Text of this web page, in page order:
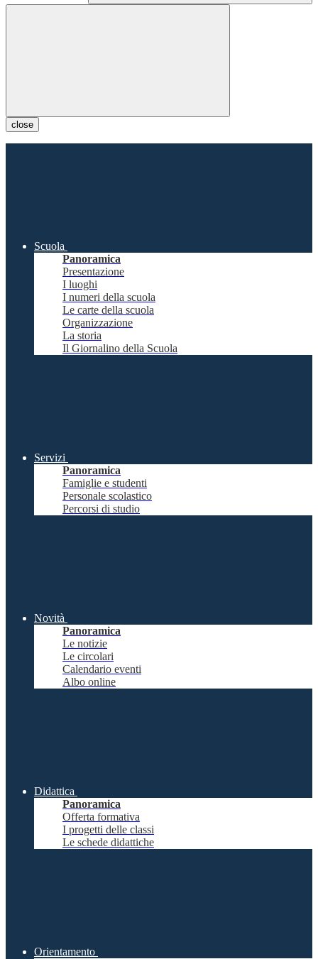
close
Scuola
Panoramica
Presentazione
I luoghi
I numeri della scuola
Le carte della scuola
Organizzazione
La storia
Il Giornalino della Scuola
Servizi
Panoramica
Famiglie e studenti
Personale scolastico
Percorsi di studio
Novità
Panoramica
Le notizie
Le circolari
Calendario eventi
Albo online
Didattica
Panoramica
Offerta formativa
I progetti delle classi
Le schede didattiche
Orientamento